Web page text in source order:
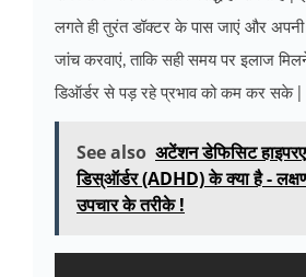
लगते ही तुरंत डॉक्टर के पास जाएं और
जांच करवाएं, ताकि सही समय पर इलाज
डिऑर्डर से पड़ रहे प्रभाव को कम कर सके |
See also अटेंशन डेफिसिट
डिस्ऑर्डर (ADHD) के क्या है -
उपचार के तरीके !